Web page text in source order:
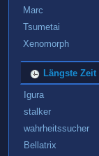
Marc
Tsumetai
Xenomorph
Längste
Igura
stalker
wahrheitssucher
Bellatrix